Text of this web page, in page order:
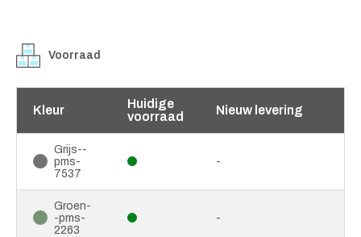
Voorraad
Kleur
Huidige
voorraad
Nieuw levering
Grijs--
pms-
7537
-
Groen-
-pms-
2263
-